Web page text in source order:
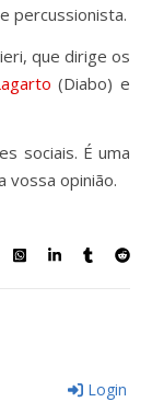
percussionista.
que dirige os
(Diabo) e
sociais. É uma
vossa opinião.
Login